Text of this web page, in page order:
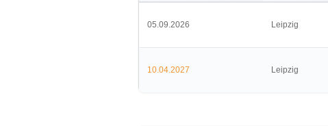
05.09.2026 Leipzig
10.04.2027 Leipzig